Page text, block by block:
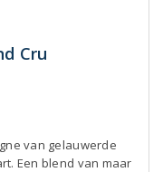
Cru
van gelauwerde
Een blend van maar